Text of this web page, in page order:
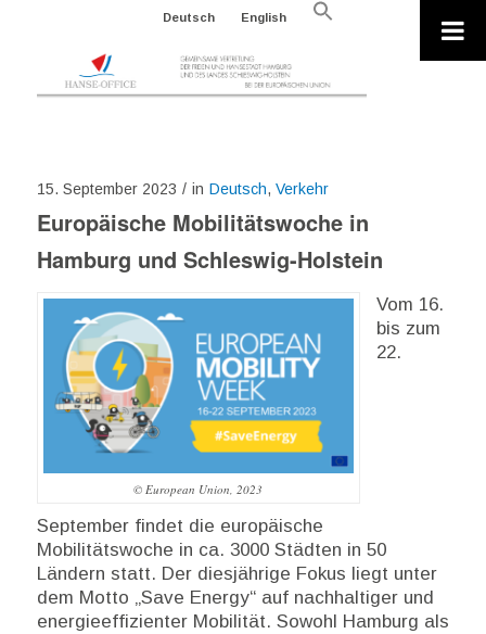
Deutsch English
Search
15. September 2023 / in Deutsch, Verkehr
Europäische Mobilitätswoche in
Hamburg und Schleswig-Holstein
© European Union, 2023
Vom 16.
bis zum
22.
September findet die europäische
Mobilitätswoche in ca. 3000 Städten in 50
Ländern statt. Der diesjährige Fokus liegt unter
dem Motto „Save Energy“ auf nachhaltiger und
energieeffizienter Mobilität. Sowohl Hamburg als